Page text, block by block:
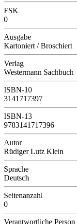
FSK
0
Ausgabe
Kartoniert / Broschiert
Verlag
Westermann Sachbuch
ISBN-10
3141717397
ISBN-13
9783141717396
Autor
Rüdiger Lutz Klein
Sprache
Deutsch
Seitenanzahl
0
Verantwortliche Person